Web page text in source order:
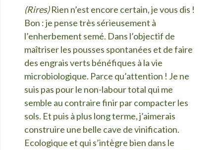
(Rires)Rien n’est encore certain, je vous dis !
Bon : je pense très sérieusement à
l’enherbement semé. Dans l’objectif de
maîtriser les pousses spontanées et de faire
des engrais verts bénéfiques à la vie
microbiologique. Parce qu’attention ! Je ne
suis pas pour le non-labour total qui me
semble au contraire finir par compacter les
sols. Et puis à plus long terme, j’aimerais
construire une belle cave de vinification.
Ecologique et qui s’intègre bien dans le